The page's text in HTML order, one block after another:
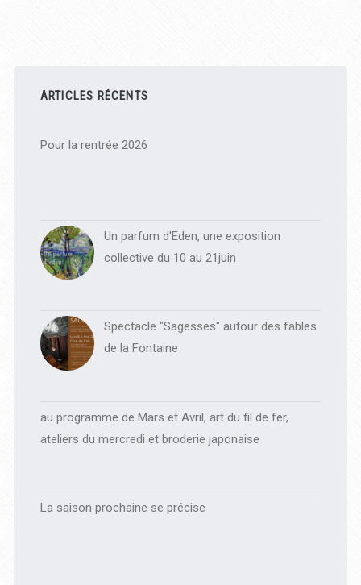
latérale
principale
ARTICLES RÉCENTS
Pour la rentrée 2026
Un parfum d'Eden, une exposition
collective du 10 au 21juin
Spectacle "Sagesses" autour des fables
de la Fontaine
au programme de Mars et Avril, art du fil de fer,
ateliers du mercredi et broderie japonaise
La saison prochaine se précise